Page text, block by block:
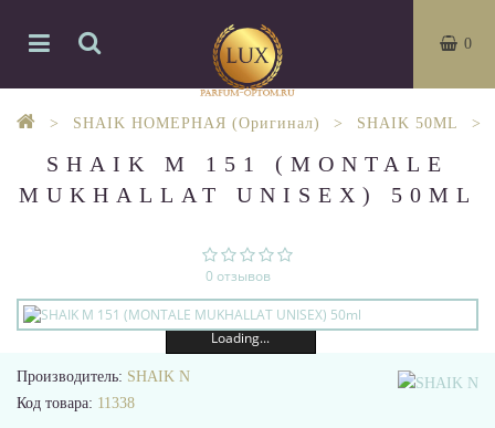
0
SHAIK НОМЕРНАЯ (Оригинал) SHAIK 50ML
SHAIK M 151 (MONTALE
MUKHALLAT UNISEX) 50ML
0 отзывов
Loading...
Производитель: SHAIK N
Код товара: 11338